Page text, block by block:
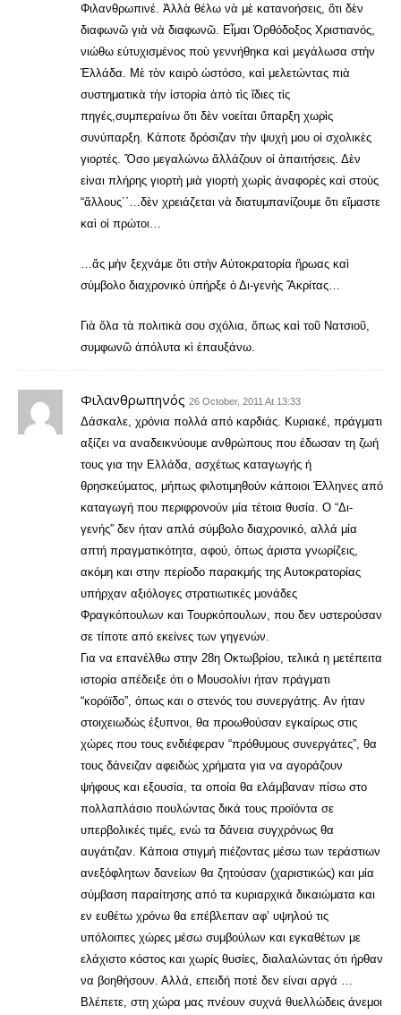
Φιλανθρωπινέ. Ἀλλὰ θέλω νὰ μὲ κατανοήσεις, ὅτι δὲν
διαφωνῶ γιὰ νὰ διαφωνῶ. Εἶμαι Ὁρθόδοξος Χριστιανός,
νιώθω εὐτυχισμένος ποὺ γεννήθηκα καὶ μεγάλωσα στὴν
Ἑλλάδα. Μὲ τὸν καιρὸ ὡστόσο, καὶ μελετώντας πιὰ
συστηματικὰ τὴν ἱστορία ἁπὸ τὶς ἴδιες τὶς
πηγές,συμπεραίνω ὅτι δὲν νοείται ὕπαρξη χωρὶς
συνύπαρξη. Κάποτε δρόσιζαν τὴν ψυχὴ μου οἱ σχολικὲς
γιορτές. Ὅσο μεγαλώνω ἄλλάζουν οἱ ἀπαιτήσεις. Δὲν
εἰναι πλήρης γιορτὴ μιὰ γιορτὴ χωρὶς ἀναφορὲς καὶ στοὺς
“ἄλλους΄΄…δὲν χρειάζεται νὰ διατυμπανίζουμε ὅτι εἴμαστε
καὶ οἱ πρώτοι…
…ἄς μὴν ξεχνάμε ὅτι στὴν Αὑτοκρατορία ἥρωας καὶ
σύμβολο διαχρονικὸ ὑπήρξε ὁ Δι-γενὴς Ἄκρίτας…
Γιὰ ὅλα τὰ πολιτικὰ σου σχόλια, ὅπως καὶ τοῦ Νατσιοῦ,
συμφωνῶ ἀπόλυτα κὶ ἐπαυξάνω.
Φιλανθρωπηνός 26 October, 2011 At 13:33
Δάσκαλε, χρόνια πολλά από καρδιάς. Κυριακέ, πράγματι
αξίζει να αναδεικνύουμε ανθρώπους που έδωσαν τη ζωή
τους για την Ελλάδα, ασχέτως καταγωγής ή
θρησκεύματος, μήπως φιλοτιμηθούν κάποιοι Έλληνες από
καταγωγή που περιφρονούν μία τέτοια θυσία. Ο “Δι-
γενής” δεν ήταν απλά σύμβολο διαχρονικό, αλλά μία
απτή πραγματικότητα, αφού, όπως άριστα γνωρίζεις,
ακόμη και στην περίοδο παρακμής της Αυτοκρατορίας
υπήρχαν αξιόλογες στρατιωτικές μονάδες
Φραγκόπουλων και Τουρκόπουλων, που δεν υστερούσαν
σε τίποτε από εκείνες των γηγενών.
Για να επανέλθω στην 28η Οκτωβρίου, τελικά η μετέπειτα
ιστορία απέδειξε ότι ο Μουσολίνι ήταν πράγματι
“κορόϊδο”, όπως και ο στενός του συνεργάτης. Αν ήταν
στοιχειωδώς έξυπνοι, θα προωθούσαν εγκαίρως στις
χώρες που τους ενδιέφεραν “πρόθυμους συνεργάτες”, θα
τους δάνειζαν αφειδώς χρήματα για να αγοράζουν
ψήφους και εξουσία, τα οποία θα ελάμβαναν πίσω στο
πολλαπλάσιο πουλώντας δικά τους προϊόντα σε
υπερβολικές τιμές, ενώ τα δάνεια συγχρόνως θα
αυγάτιζαν. Κάποια στιγμή πιέζοντας μέσω των τεράστιων
ανεξόφλητων δανείων θα ζητούσαν (χαριστικώς) και μία
σύμβαση παραίτησης από τα κυριαρχικά δικαιώματα και
εν ευθέτω χρόνω θα επέβλεπαν αφ’ υψηλού τις
υπόλοιπες χώρες μέσω συμβούλων και εγκαθέτων με
ελάχιστο κόστος και χωρίς θυσίες, διαλαλώντας ότι ήρθαν
να βοηθήσουν. Αλλά, επειδή ποτέ δεν είναι αργά …
Βλέπετε, στη χώρα μας πνέουν συχνά θυελλώδεις άνεμοι